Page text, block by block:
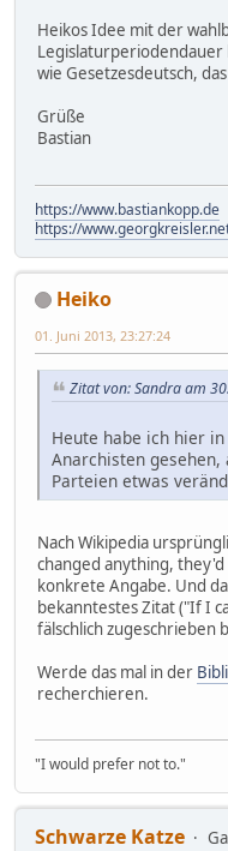
Heikos Idee mit der
Legislaturperiodendauer
wie Gesetzesdeutsch,
Grüße
Bastian
https://www.bastiankopp.de
https://
Heiko
01. Juni 2013, 23:27:24
Zitat von: Sandra am
Heute habe ich hier
Anarchisten
Parteien etwas
Nach Wikipedia
changed anything,
konkrete Angabe. Und
bekanntestes Zitat ("If I
fälschlich zugeschrieben
Werde das mal in der
recherchieren.
"I would prefer not to."
Schwarze Katze